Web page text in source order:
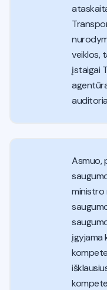
veiklos,
įstaigai
Asmuo,
ministro
įgyjama